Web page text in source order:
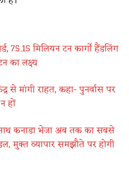
75.15 मिलियन टन कार्गो हैंडलिंग
का लक्ष्य
से मांगी राहत, कहा- पुनर्वास पर
हों
कनाडा भेजा अब तक का सबसे
मुक्त व्यापार समझौते पर होगी